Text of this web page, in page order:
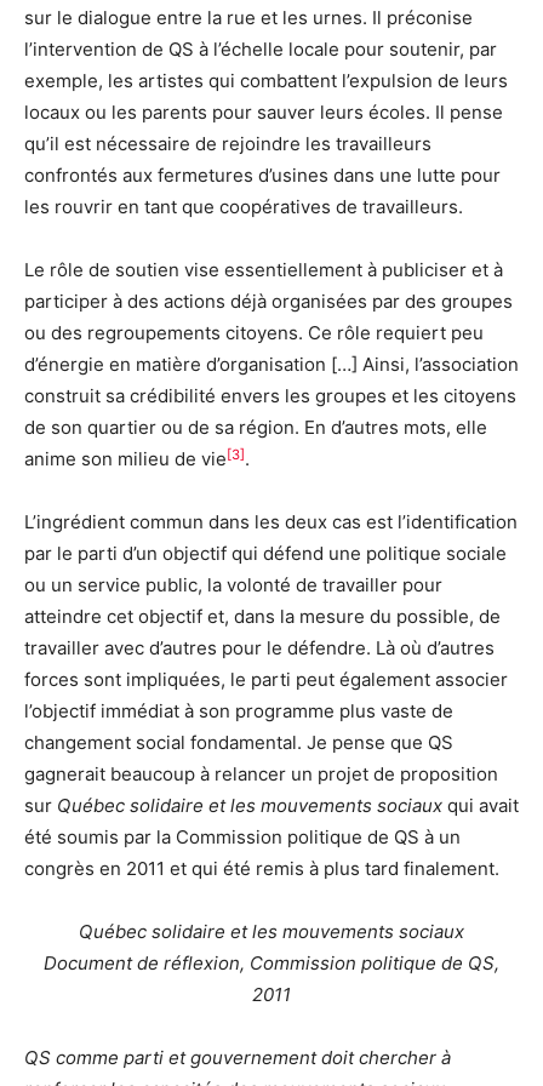
sur le dialogue entre la rue et les urnes. Il préconise
l’intervention de QS à l’échelle locale pour soutenir, par
exemple, les artistes qui combattent l’expulsion de leurs
locaux ou les parents pour sauver leurs écoles. Il pense
qu’il est nécessaire de rejoindre les travailleurs
confrontés aux fermetures d’usines dans une lutte pour
les rouvrir en tant que coopératives de travailleurs.
Le rôle de soutien vise essentiellement à publiciser et à
participer à des actions déjà organisées par des groupes
ou des regroupements citoyens. Ce rôle requiert peu
d’énergie en matière d’organisation […] Ainsi, l’association
construit sa crédibilité envers les groupes et les citoyens
de son quartier ou de sa région. En d’autres mots, elle
anime son milieu de vie[3].
L’ingrédient commun dans les deux cas est l’identification
par le parti d’un objectif qui défend une politique sociale
ou un service public, la volonté de travailler pour
atteindre cet objectif et, dans la mesure du possible, de
travailler avec d’autres pour le défendre. Là où d’autres
forces sont impliquées, le parti peut également associer
l’objectif immédiat à son programme plus vaste de
changement social fondamental. Je pense que QS
gagnerait beaucoup à relancer un projet de proposition
sur Québec solidaire et les mouvements sociaux qui avait
été soumis par la Commission politique de QS à un
congrès en 2011 et qui été remis à plus tard finalement.
Québec solidaire et les mouvements sociaux
Document de réflexion, Commission politique de QS,
2011
QS comme parti et gouvernement doit chercher à